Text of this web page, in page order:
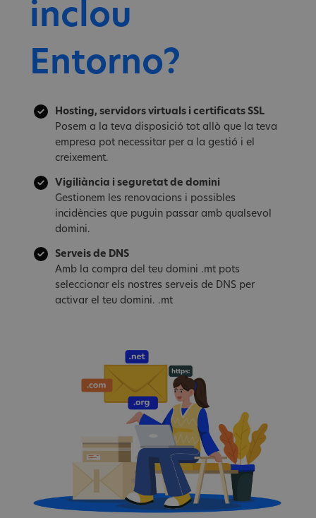
inclou
Entorno?
Hosting, servidors virtuals i certificats SSL
Posem a la teva disposició tot allò que la teva
empresa pot necessitar per a la gestió i el
creixement.
Vigiliància i seguretat de domini
Gestionem les renovacions i possibles
incidències que puguin passar amb qualsevol
domini.
Serveis de DNS
Amb la compra del teu domini .mt pots
seleccionar els nostres serveis de DNS per
activar el teu domini. .mt